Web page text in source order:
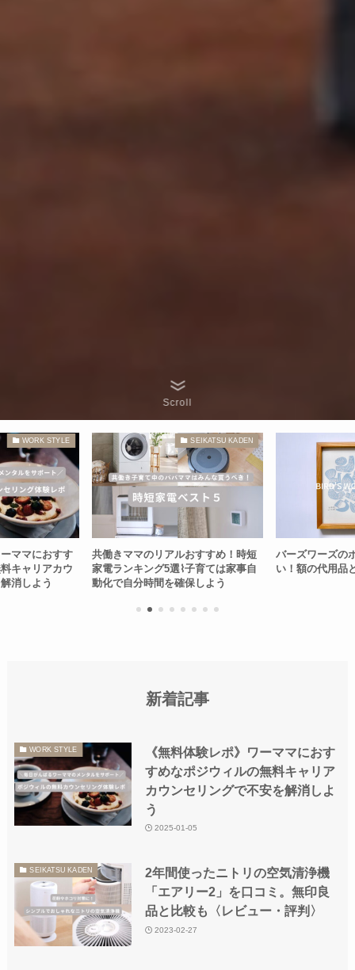
Scroll
WORK STYLE
ママにおすす
キャリアカウ
消しよう
SEIKATSU KADEN
共働きママのリアルおすすめ！時短
家電ランキング5選⌇子育ては家事自
動化で自分時間を確保しよう
バーズワーズの
い！額の代用品
新着記事
WORK STYLE
《無料体験レポ》ワーママにおす
すめなポジウィルの無料キャリア
カウンセリングで不安を解消しよ
う
2025-01-05
SEIKATSU KADEN
2年間使ったニトリの空気清浄機
「エアリー2」を口コミ。無印良
品と比較も〈レビュー・評判〉
2023-02-27